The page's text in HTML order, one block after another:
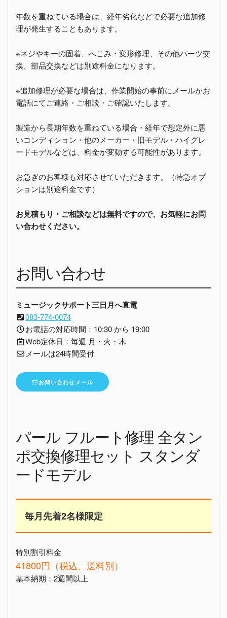
年数を重ねている場合は、経年劣化などで必要な追加修
理が発生することもあります。
※ネジやキーの固着、へこみ・変形修理、その他パーツ交
換、部品交換などは別途料金になります。
※追加修理が必要な場合は、作業開始の事前にメールかお
電話にてご連絡・ご相談・ご確認いたします。
製造から長期年数を重ねている場合・経年で想定外に悪
いコンディション・他のメーカー・旧モデル・ハイグレ
ードモデルなどは、料金が変動する可能性があります。
お急ぎのお客様も対応させていただきます。（特急オプ
ションは別途料金です）
お見積もり・ご相談などは無料ですので、お気軽にお問
い合わせください。
お問い合わせ
ミュージックサポート三日月へ直電
083-774-0074
お電話の対応時間：10:30 から 19:00
Web定休日：毎週 月・火・木
メールは24時間受付
お問い合わせメール
パール フルート修理 全タン
ポ交換修理セット スタンダ
ードモデル
毎月先着2名様限定
特別割引料金
41800円（税込、送料別）
基本納期：2週間以上